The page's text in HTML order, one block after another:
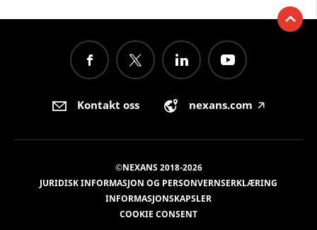
Kontakt oss nexans.com 🡥
©NEXANS 2018-2026
JURIDISK INFORMASJON OG PERSONVERNSERKLÆRING
INFORMASJONSKAPSLER
COOKIE CONSENT